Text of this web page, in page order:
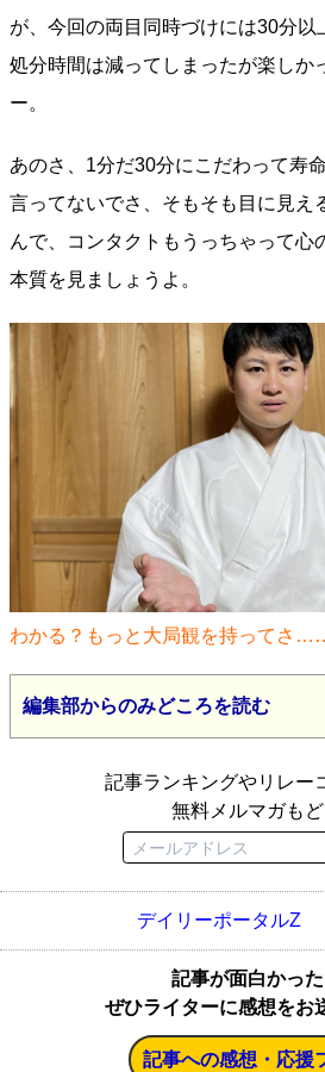
が、今回の両目同時づけには30分以
処分時間は減ってしまったが楽しか
ー。
あのさ、1分だ30分にこだわって寿
言ってないでさ、そもそも目に見え
んで、コンタクトもうっちゃって心
本質を見ましょうよ。
わかる？もっと大局観を持ってさ
編集部からのみどころを読む
記事ランキングやリレー
無料メルマガも
デイリーポータルZ
記事が面白かった
ぜひライターに感想をお
記事への感想・応援